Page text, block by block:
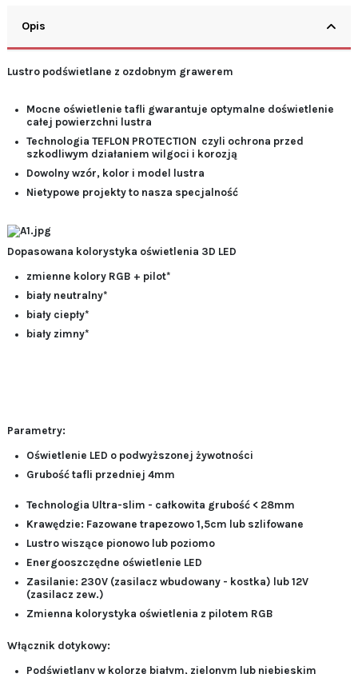
Opis
Lustro podświetlane z ozdobnym grawerem
Mocne oświetlenie tafli gwarantuje optymalne doświetlenie
całej powierzchni lustra
Technologia TEFLON PROTECTION czyli ochrona przed
szkodliwym działaniem wilgoci i korozją
Dowolny wzór, kolor i model lustra
Nietypowe projekty to nasza specjalność
Dopasowana kolorystyka oświetlenia 3D LED
zmienne kolory RGB + pilot*
biały neutralny*
biały ciepły*
biały zimny*
Parametry:
Oświetlenie LED o podwyższonej żywotności
Grubość tafli przedniej 4mm
Technologia Ultra-slim - całkowita grubość < 28mm
Krawędzie: Fazowane trapezowo 1,5cm lub szlifowane
Lustro wiszące pionowo lub poziomo
Energooszczędne oświetlenie LED
Zasilanie: 230V (zasilacz wbudowany - kostka) lub 12V
(zasilacz zew.)
Zmienna kolorystyka oświetlenia z pilotem RGB
Włącznik dotykowy:
Podświetlany w kolorze białym, zielonym lub niebieskim